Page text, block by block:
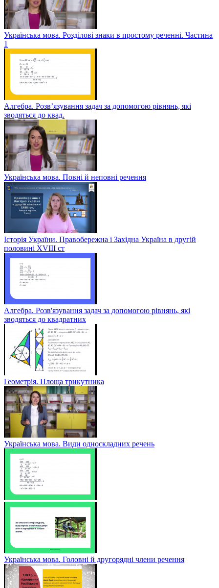
Українська мова. Розділові знаки в простому реченні. Частина
1
Алгебра. Розв’язування задач за допомогою рівнянь, які
зводяться до квад.
Українська мова. Повні й неповні речення
Історія України. Правобережна і Західна Україна в другій
половині XVIII ст
Алгебра. Розв'язування задач за допомогою рівнянь, які
зводяться до квадратних
Геометрія. Площа трикутника
Українська мова. Види односкладних речень
Українська мова. Головні й другорядні члени речення